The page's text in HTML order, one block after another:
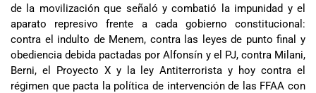
de la movilización que señaló y combatió la impunidad y el
aparato represivo frente a cada gobierno constitucional:
contra el indulto de Menem, contra las leyes de punto final y
obediencia debida pactadas por Alfonsín y el PJ, contra Milani,
Berni, el Proyecto X y la ley Antiterrorista y hoy contra el
régimen que pacta la política de intervención de las FFAA con